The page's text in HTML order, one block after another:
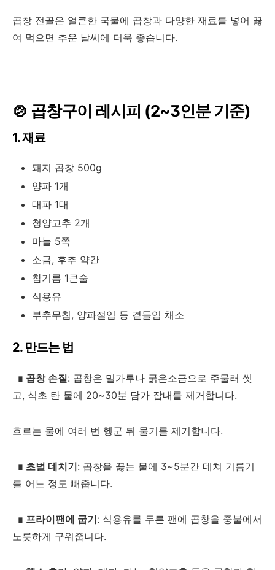
곱창 전골은 얼큰한 국물에 곱창과 다양한 재료를 넣어 끓
여 먹으면 추운 날씨에 더욱 좋습니다.
🍲 곱창구이 레시피 (2~3인분 기준)
1. 재료
돼지 곱창 500g
양파 1개
대파 1대
청양고추 2개
마늘 5쪽
소금, 후추 약간
참기름 1큰술
식용유
부추무침, 양파절임 등 곁들임 채소
2. 만드는 법
∎ 곱창 손질: 곱창은 밀가루나 굵은소금으로 주물러 씻
고, 식초 탄 물에 20~30분 담가 잡내를 제거합니다.
흐르는 물에 여러 번 헹군 뒤 물기를 제거합니다.
∎ 초벌 데치기: 곱창을 끓는 물에 3~5분간 데쳐 기름기
를 어느 정도 빼줍니다.
∎ 프라이팬에 굽기: 식용유를 두른 팬에 곱창을 중불에서
노릇하게 구워줍니다.